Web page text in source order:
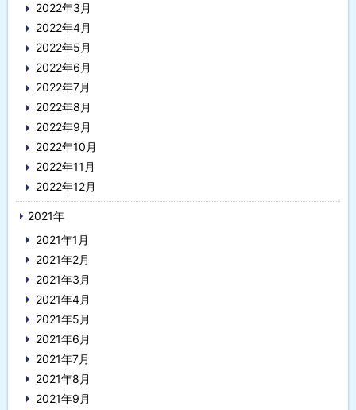
2022年3月
2022年4月
2022年5月
2022年6月
2022年7月
2022年8月
2022年9月
2022年10月
2022年11月
2022年12月
2021年
2021年1月
2021年2月
2021年3月
2021年4月
2021年5月
2021年6月
2021年7月
2021年8月
2021年9月